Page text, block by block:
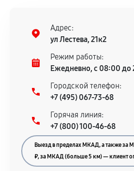
Адрес:
ул Лестева, 21к2
Режим работы:
Ежедневно, с 08:00 до
Городской телефон:
+7 (495) 067-73-68
Горячая линия:
+7 (800) 100-46-68
Выезд в пределах МКАД, а также за
₽, за МКАД (больше 5 км) — клиент